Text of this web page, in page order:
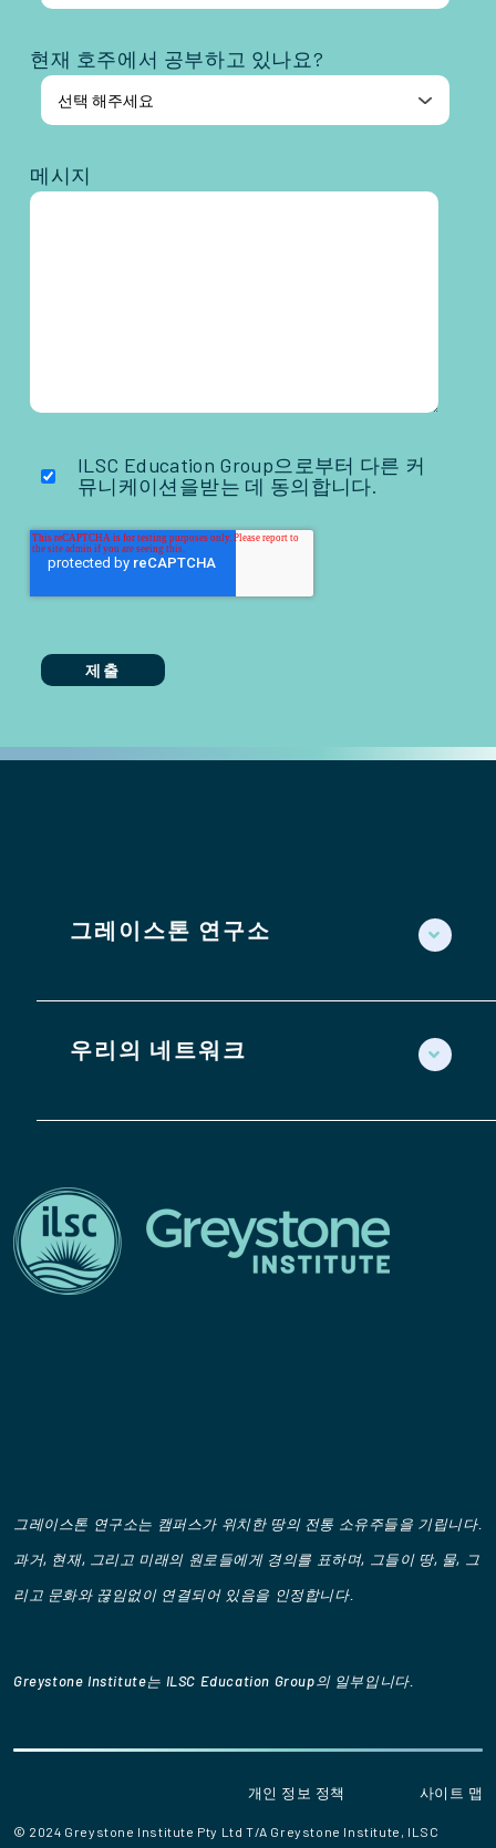
현재 호주에서 공부하고 있나요?
메시지
ILSC Education Group으로부터 다른 커
뮤니케이션을받는 데 동의합니다.
그레이스톤 연구소
우리의 네트워크
그레이스톤 연구소는 캠퍼스가 위치한 땅의 전통 소유주들을 기립니다.
과거, 현재, 그리고 미래의 원로들에게 경의를 표하며, 그들이 땅, 물, 그
리고 문화와 끊임없이 연결되어 있음을 인정합니다.
Greystone Institute는 ILSC Education Group의 일부입니다.
© 2024 Greystone Institute Pty Ltd T/A Greystone Institute, ILSC
개인 정보 정책 사이트 맵